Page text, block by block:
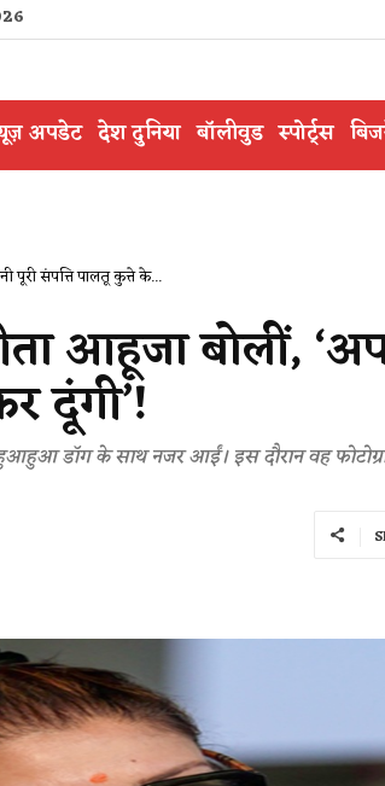
अपडेट देश दुनिया बॉलीवुड स्पोर्ट्स
पूरी संपत्ति पालतू कुत्ते के...
आहूजा बोलीं,
दूंगी’!
डॉग के साथ नजर आईं। इस दौरान वह